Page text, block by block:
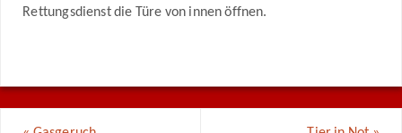
Rettungsdienst die Türe von innen öffnen.